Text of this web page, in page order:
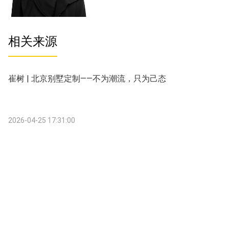
相关来源
崔树 | 北京别墅定制——不为潮流，只为己态
2026-04-25 17:31:00